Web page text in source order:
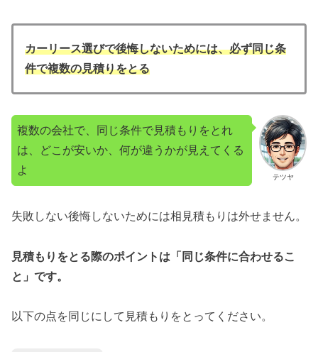
カーリース選びで後悔しないためには、必ず同じ条
件で複数の見積りをとる
テツヤ
複数の会社で、同じ条件で見積もりをとれ
は、どこが安いか、何が違うかが見えてくる
よ
失敗しない後悔しないためには相見積もりは外せません。
見積もりをとる際のポイントは「同じ条件に合わせるこ
と」です。
以下の点を同じにして見積もりをとってください。